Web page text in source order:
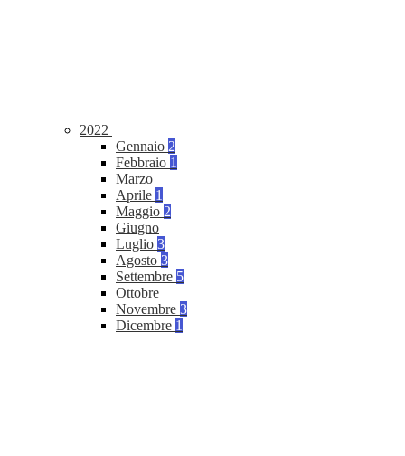
2022
Gennaio 2
Febbraio 1
Marzo
Aprile 1
Maggio 2
Giugno
Luglio 3
Agosto 3
Settembre 5
Ottobre
Novembre 3
Dicembre 1